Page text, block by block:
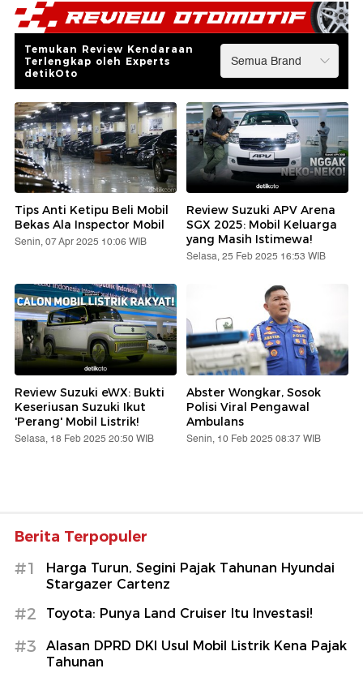
Temukan Review Kendaraan
Terlengkap oleh Experts
detikOto
Tips Anti Ketipu Beli Mobil
Bekas Ala Inspector Mobil
Senin, 07 Apr 2025 10:06 WIB
Review Suzuki APV Arena
SGX 2025: Mobil Keluarga
yang Masih Istimewa!
Selasa, 25 Feb 2025 16:53 WIB
Review Suzuki eWX: Bukti
Keseriusan Suzuki Ikut
'Perang' Mobil Listrik!
Selasa, 18 Feb 2025 20:50 WIB
Abster Wongkar, Sosok
Polisi Viral Pengawal
Ambulans
Senin, 10 Feb 2025 08:37 WIB
Berita Terpopuler
#1
Harga Turun, Segini Pajak Tahunan Hyundai
Stargazer Cartenz
#2 Toyota: Punya Land Cruiser Itu Investasi!
#3
Alasan DPRD DKI Usul Mobil Listrik Kena Pajak
Tahunan